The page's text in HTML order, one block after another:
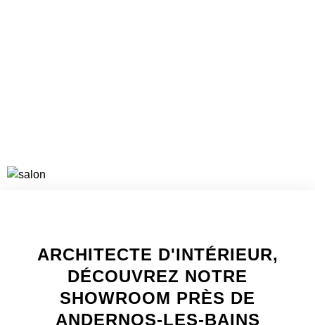
ARCHITECTE D'INTÉRIEUR,
DÉCOUVREZ NOTRE
SHOWROOM PRÈS DE
ANDERNOS-LES-BAINS